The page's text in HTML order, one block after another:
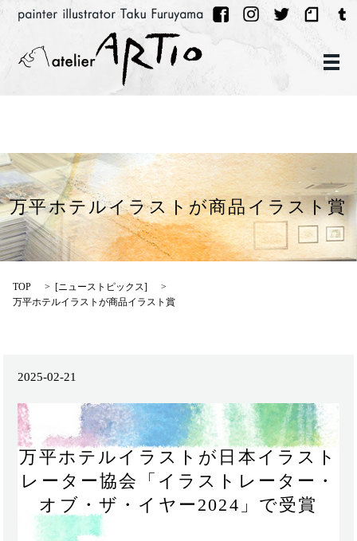
メ
万平ホテルイラストが商品イラスト賞
TOP [ニューストピックス]
万平ホテルイラストが商品イラスト賞
2025-02-21
万平ホテルイラストが日本イラスト
レーター協会「イラストレーター・
オブ・ザ・イヤー2024」で受賞